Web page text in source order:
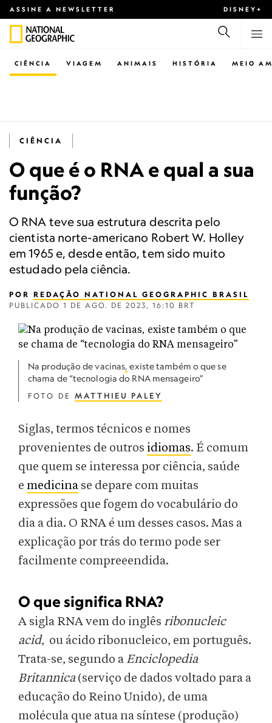
ASSINE A NEWSLETTER DISNEY+
CIÊNCIA VIAGEM ANIMAIS HISTÓRIA MEIO
CIÊNCIA
O que é o RNA e qual a sua
função?
O RNA teve sua estrutura descrita pelo
cientista norte-americano Robert W. Holley
em 1965 e, desde então, tem sido muito
estudado pela ciência.
POR REDAÇÃO NATIONAL GEOGRAPHIC BRASIL
PUBLICADO 1 DE AGO. DE 2023, 16:10 BRT
Na produção de vacinas, existe também o que se
chama de “tecnologia do RNA mensageiro”
FOTO DE MATTHIEU PALEY
Siglas, termos técnicos e nomes
provenientes de outros idiomas. É comum
que quem se interessa por ciência, saúde
e medicina se depare com muitas
expressões que fogem do vocabulário do
dia a dia. O RNA é um desses casos. Mas a
explicação por trás do termo pode ser
facilmente compreeendida.
O que significa RNA?
A sigla RNA vem do inglês ribonucleic
acid, ou ácido ribonucleico, em português.
Trata-se, segundo aEnciclopedia
Britannica (serviço de dados voltado para a
educação do Reino Unido), de uma
molécula que atua na síntese (produção)